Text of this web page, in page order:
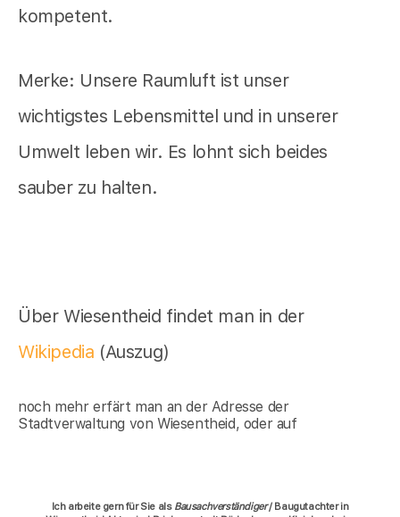
kompetent.
Merke: Unsere Raumluft ist unser
wichtigstes Lebensmittel und in unserer
Umwelt leben wir. Es lohnt sich beides
sauber zu halten.
Über Wiesentheid findet man in der
Wikipedia (Auszug)
noch mehr erfärt man an der Adresse der
Stadtverwaltung von Wiesentheid, oder auf
Ich arbeite gern für Sie als Bausachverständiger/ Baugutachter in